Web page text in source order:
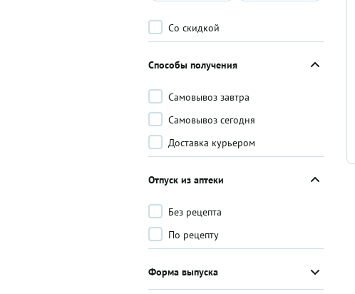
Со скидкой
Способы получения
Самовывоз завтра
Самовывоз сегодня
Доставка курьером
Отпуск из аптеки
Без рецепта
По рецепту
Форма выпуска